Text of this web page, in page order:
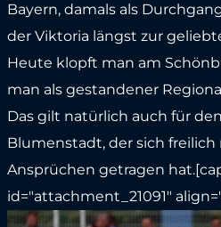
Bayern, damals als
der Viktoria längst zur
Heute klopft man am
man als gestandener
Das gilt natürlich auch für
Blumenstadt, der sich
Ansprüchen getragen
id="attachment_21091"